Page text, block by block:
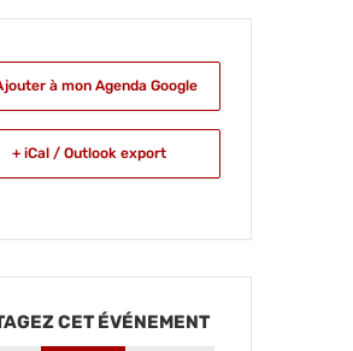
à mon Agenda Google
+ iCal / Outlook export
CET ÉVÉNEMENT